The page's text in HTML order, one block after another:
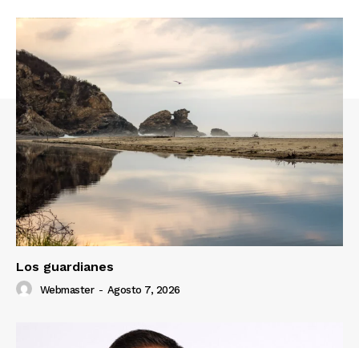
Los guardianes
Webmaster - Agosto 7, 2026